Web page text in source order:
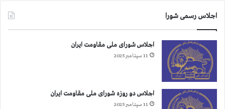
اجلاس رسمی شورا
اجلاس شورای ملی مقاومت ایران
11 سپتامبر 2025
اجلاس دو روزه شورای ملی مقاومت ایران
11 سپتامبر 2025